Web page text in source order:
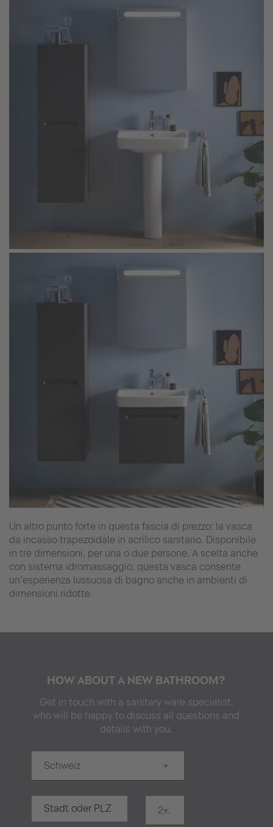
Un altro punto forte in questa fascia di prezzo: la vasca
da incasso trapezoidale in acrilico sanitario. Disponibile
in tre dimensioni, per una o due persone. A scelta anche
con sistema idromassaggio, questa vasca consente
un’esperienza lussuosa di bagno anche in ambienti di
dimensioni ridotte.
HOW ABOUT A NEW BATHROOM?
Get in touch with a sanitary ware specialist,
who will be happy to discuss all questions and
details with you.
Schweiz
20 km